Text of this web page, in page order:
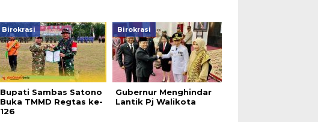
Birokrasi
Bupati Sambas Satono
Buka TMMD Regtas ke-
126
Birokrasi
Gubernur Menghindar
Lantik Pj Walikota